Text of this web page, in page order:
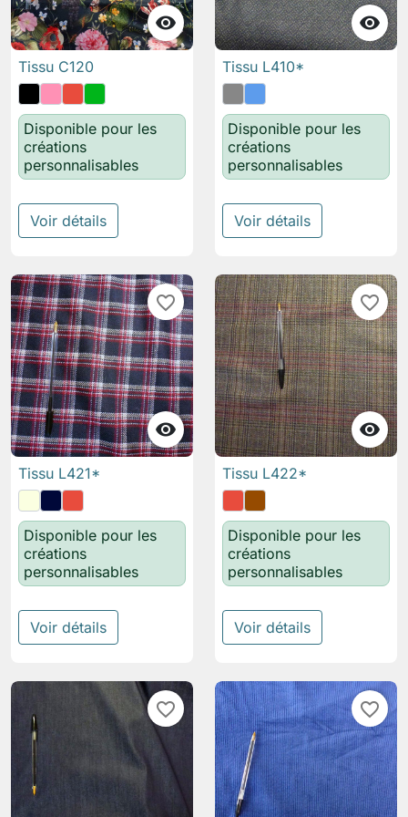

Tissu C120
Disponible pour les
créations
personnalisables
Voir détails

Tissu L410*
Disponible pour les
créations
personnalisables
Voir détails

favorite_border
Tissu L421*
Disponible pour les
créations
personnalisables
Voir détails

favorite_border
Tissu L422*
Disponible pour les
créations
personnalisables
Voir détails
favorite_border favorite_border